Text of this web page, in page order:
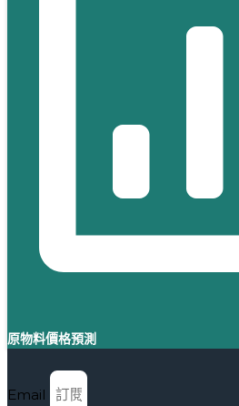
原物料價格預測
Email